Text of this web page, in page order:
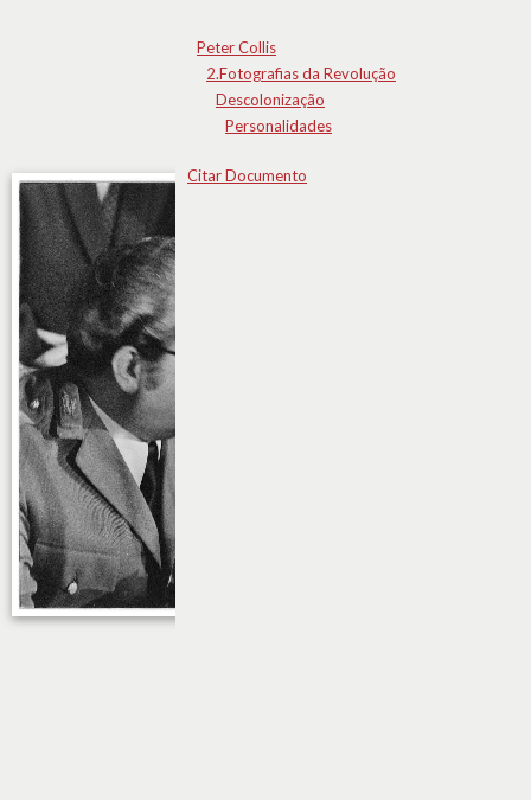
Peter Collis
2.Fotografias da Revolução
Descolonização
Personalidades
Citar Documento